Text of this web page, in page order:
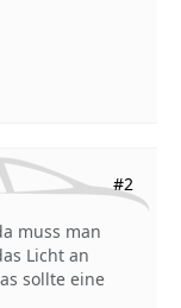
#2
muss man
Licht an
sollte eine